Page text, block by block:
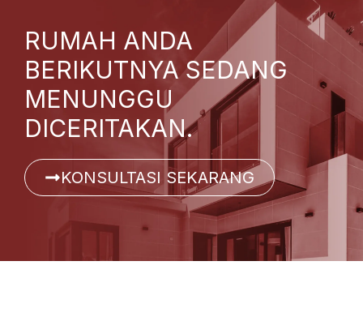
RUMAH ANDA
BERIKUTNYA SEDANG
MENUNGGU
DICERITAKAN.
KONSULTASI SEKARANG